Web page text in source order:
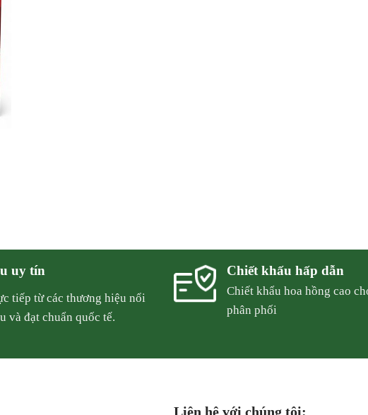
uy tín
tiếp từ các thương hiệu nổi
và đạt chuẩn quốc tế.
Chiết khấu hấp dẫn
Chiết khẩu hoa hồng cao
phân phối
Liên hệ với chúng tôi: